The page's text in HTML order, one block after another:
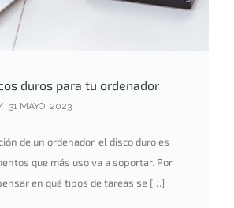
duros para tu ordenador
31 MAYO, 2023
de un ordenador, el disco duro es
que más uso va a soportar. Por
en qué tipos de tareas se […]